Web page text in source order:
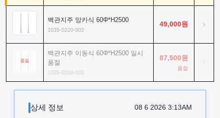
백관지주 앙카식 60Φ*H2500
1035-0220-002
49,000원 ›
품절
백관지주 이동식 60Φ*H2500 일시
품절
1035-0220-003
87,500원
품절
›
상세 정보 08 6 2026 3:13AM